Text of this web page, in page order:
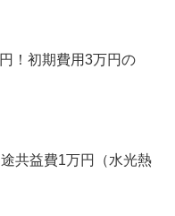
！初期費用3万円の
共益費1万円（水光熱